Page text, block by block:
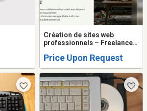
Création de sites web
professionnels – Freelance
Price Upon Request